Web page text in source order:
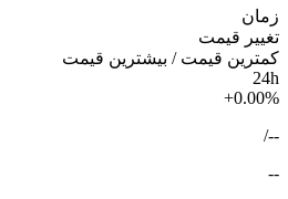
زمان
تغییر قیمت
کمترین قیمت / بیشترین قیمت
24h
+0.00%
--
/
--